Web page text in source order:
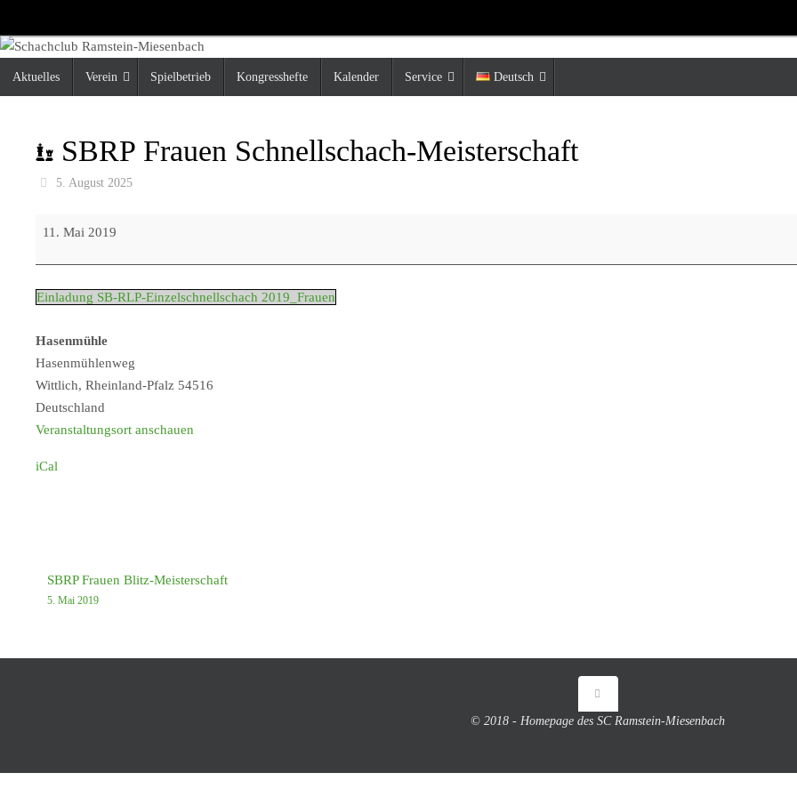
Inhalt
springen
Inhalt
Aktuelles Verein Spielbetrieb Kongresshefte Kalender Service Deutsch
SBRP Frauen Schnellschach-Meisterschaft
5. August 2025
Schnellschach-
Meisterschaft
11. Mai 2019
Einladung SB-RLP-Einzelschnellschach 2019_Frauen
Hasenmühle
Hasenmühlenweg
Wittlich, Rheinland-Pfalz 54516
Deutschland
Veranstaltungsort anschauen
iCal
SBRP Frauen Blitz-Meisterschaft
5. Mai 2019
© 2018 - Homepage des SC Ramstein-Miesenbach